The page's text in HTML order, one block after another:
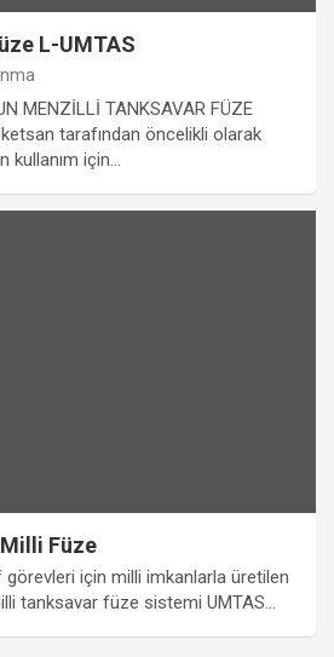
L-UMTAS
MENZİLLİ TANKSAVAR FÜZE
tarafından öncelikli olarak
için…
Füze
için milli imkanlarla üretilen
tanksavar füze sistemi UMTAS…